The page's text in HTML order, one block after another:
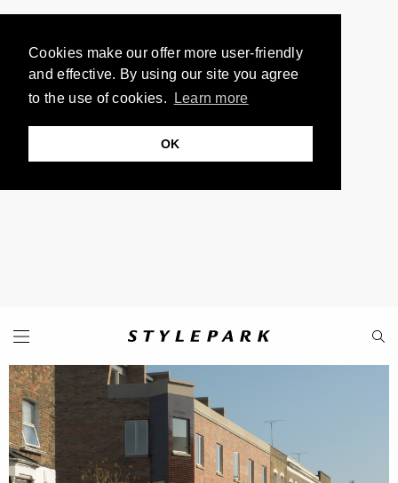
Cookies make our offer more user-friendly
and effective. By using our site you agree
to the use of cookies.
Learn more
OK